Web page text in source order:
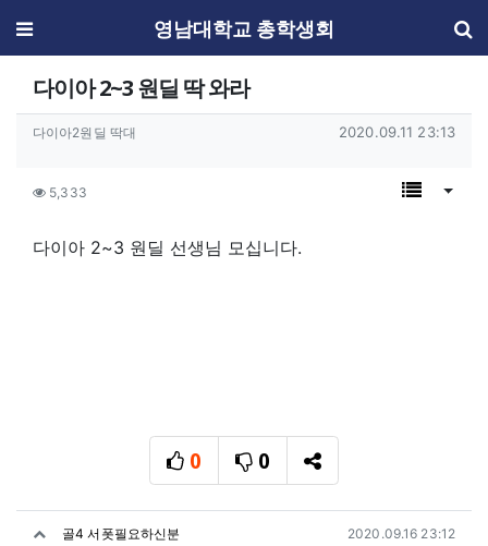
메뉴 영남대학교 총학생회
다이아 2~3 원딜 딱 와라
작성자 정보
작성자
다이아2원딜 딱대 작성일
2020.09.11 23:13
컨텐츠 정보
조회5,333 목록게시
본문
다이아 2~3 원딜 선생님 모십니다.
추천
0 비추천
0
SNS 공유
관련자료
골4 서폿필요하신분 작성일
2020.09.16 23:12